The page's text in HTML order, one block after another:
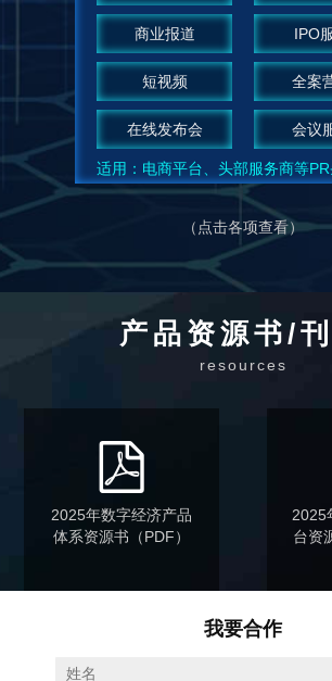
商业报道 IPO
短视频 全案
在线发布会 会议
适用：电商平台、头部服务商等
（点击各项查看）
产品资源书/刊
resources
2025年数字经济产品
体系资源书（PDF）
2025
台资
我要合作